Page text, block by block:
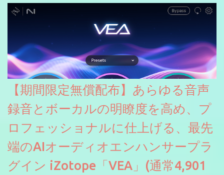
【期間限定無償配布】あらゆる音声
録音とボーカルの明瞭度を高め、プ
ロフェッショナルに仕上げる、最先
端のAIオーディオエンハンサープラ
グイン iZotope「VEA」(通常4,901